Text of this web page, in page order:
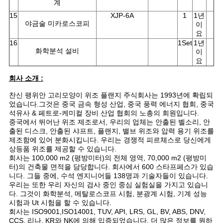
계
15
야금술 미카로스코피
XJP-6A 1
1년
이
요
16
화학분석 설비
1Set 1년
이
요
회사 소개 :
찬신 팽위안 고리모양이 위조 플랜지 주식회사는 1993년에 확립되
었습니다.그것은 중국 금속 형성 산업, 중국 풍력 에너지 협회, 중국
석유사 & 페트로-케미컬 장비 산업 협회의 노총의 회원입니다.
중국에서 뛰어난 위조 제조로서, 우리의 업체는 안출된 벨소리, 안
출된 디스크, 안출된 샤프트, 플랜지, 밸브 위조와 압력 용기 위조를
제조함에 있어 분화시킵니다. 우리는 경쟁적 피르체스로 당신에게
상등품 위조를 제공할 수 있습니다.
회사는 100,000 m2 (평방미터)의 전체 영역, 70,000 m2 (평방미
터)의 건축물 면적을 담당합니다. 회사에서 600 스타프페스가 있습
니다. 그들 중에, 수석 엔지니어들 138명과 기술자들이 있습니다.
우리는 또한 우리 자신의 검사 중인 중심 실험실을 가지고 있습니
다. 그것이 화학분석, 메탈로스코프 시험, 분광계 시험, 기계 성능
시험과 Ut 시험을 할 수 있습니다.
회사는 ISO9001,ISO14001, TUV, API, LRS, GL, BV, ABS, DNV,
CCS, 리나, KR와 NK에 의해 입증되었습니다. 더 많은 정보를 원하